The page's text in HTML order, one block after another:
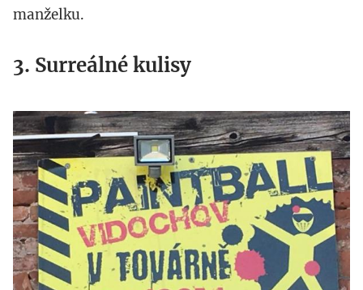
manželku.
3. Surreálné kulisy
img_1081_kopie.jpg